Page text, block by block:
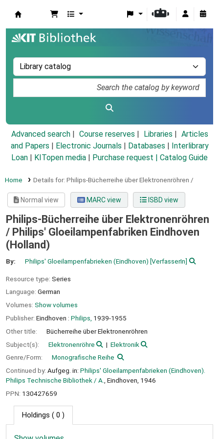
Advanced search Course reserves Libraries
Articles
and Papers
Electronic Journals Databases
Interlibrary
Loan
KITopen media Purchase request | Catalog Guide
Home Details for: Philips-Bücherreihe über Elektronenröhren /
Normal view MARC view ISBD view
Philips-Bücherreihe über Elektronenröhren
/ Philips' Gloeilampenfabriken Eindhoven
(Holland)
By: Philips' Gloeilampenfabrieken (Eindhoven) [VerfasserIn]
Resource type: Series
Language: German
Volumes: Show volumes
Publisher: Eindhoven : Philips, 1939-1955
Other title:
Bücherreihe über Elektronenröhren
Subject(s):
Elektronenröhre
Elektronik
Genre/Form:
Monografische Reihe
Continued by: Aufgeg. in: Philips' Gloeilampenfabrieken (Eindhoven).
Philips Technische Bibliothek / A.
, Eindhoven, 1946
PPN: 130427659
Holdings ( 0 )